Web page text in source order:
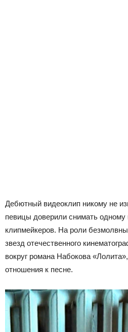
Дебютный видеоклип никому не
певицы доверили снимать одному
клипмейкеров. На роли
звезд отечественного
вокруг романа Набокова
отношения к песне.